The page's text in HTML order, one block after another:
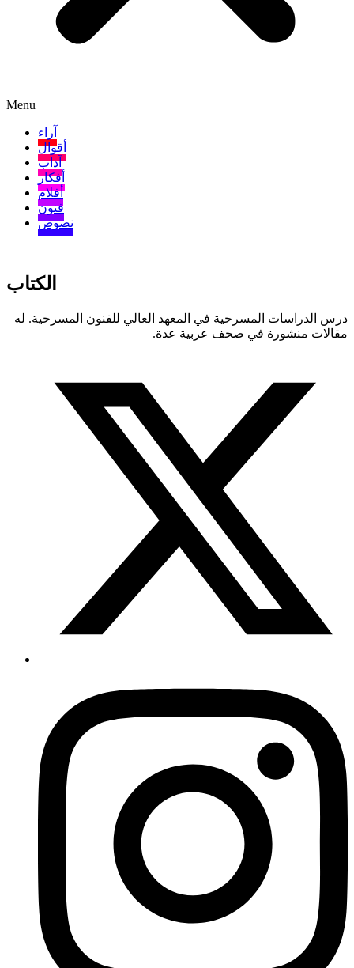
Menu
آراء
أقوال
آداب
أفكار
أفلام
فنون
نصوص
الكتاب
درس الدراسات المسرحية في المعهد العالي للفنون المسرحية. له
مقالات منشورة في صحف عربية عدة.